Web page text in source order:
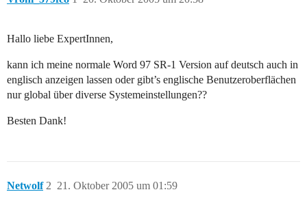
Hallo liebe ExpertInnen,
kann ich meine normale Word 97 SR-1 Version auf deutsch auch in
englisch anzeigen lassen oder gibt’s englische Benutzeroberflächen
nur global über diverse Systemeinstellungen??
Besten Dank!
Netwolf 21. Oktober 2005 um 01:59
2